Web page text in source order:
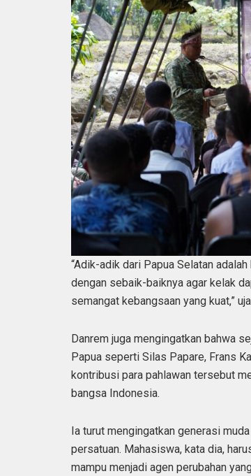
“Adik-adik dari Papua Selatan
dengan sebaik-baiknya agar kelak
semangat kebangsaan yang kuat,”
Danrem juga mengingatkan bahwa
Papua seperti Silas Papare, Frans
kontribusi para pahlawan tersebut
bangsa Indonesia.
Ia turut mengingatkan generasi
persatuan. Mahasiswa, kata dia,
mampu menjadi agen perubahan